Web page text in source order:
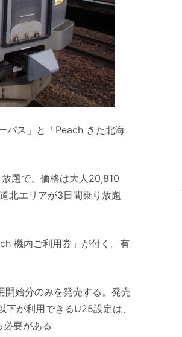
パス」と「Peach きた北海
題で、価格は大人20,810
北エリアが3日間乗り放題
機内ご利用券」が付く。有
始分のみを発売する。発売
が利用できるU25設定は、
要がある